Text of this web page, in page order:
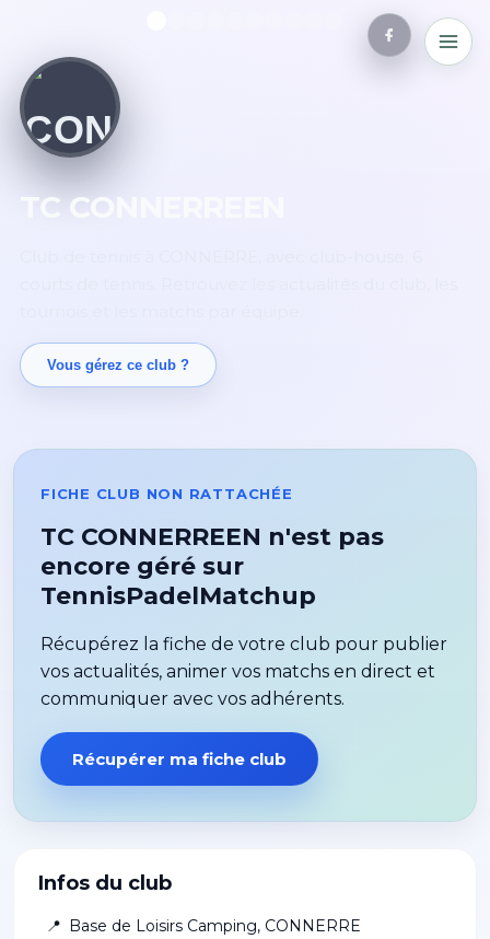
TC CONNERREEN
Vous gérez ce club ?
Infos du club
📍 Base de Loisirs Camping, CONNERRE
FICHE CLUB NON RATTACHÉE
TC CONNERREEN n'est pas
encore géré sur
TennisPadelMatchup
Récupérez la fiche de votre club pour publier
vos actualités, animer vos matchs en direct et
communiquer avec vos adhérents.
Récupérer ma fiche club